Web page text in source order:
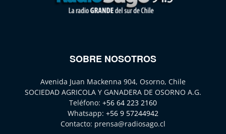
SOBRE NOSOTROS
Avenida Juan Mackenna 904, Osorno, Chile
SOCIEDAD AGRICOLA Y GANADERA DE OSORNO A.G.
Teléfono: +56 64 223 2160
Whatsapp: +56 9 57244942
Contacto: prensa@radiosago.cl